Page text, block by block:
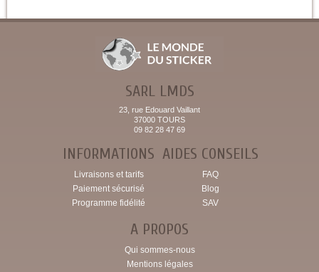
SARL LMDS
23, rue Edouard Vaillant
37000 TOURS
09 82 28 47 69
INFORMATIONS
Livraisons et tarifs
Paiement sécurisé
Programme fidélité
AIDES CONSEILS
FAQ
Blog
SAV
A PROPOS
Qui sommes-nous
Mentions légales